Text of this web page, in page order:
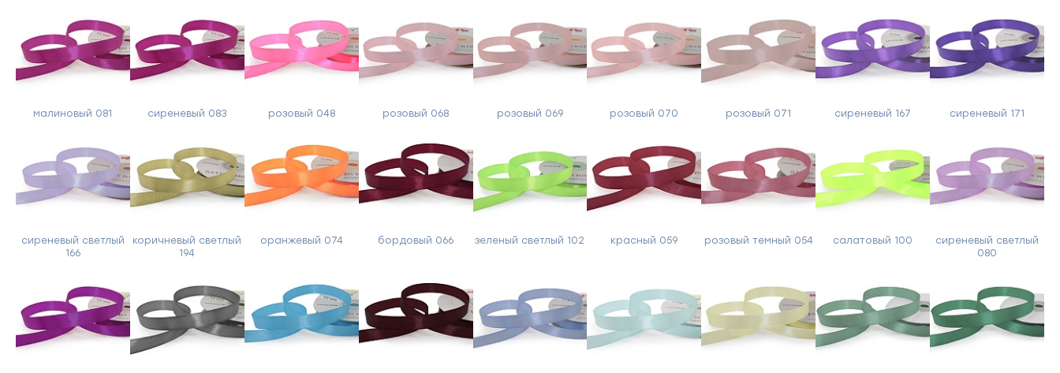
малиновый 081 сиреневый 083 розовый 048 розовый 068 розовый 069 розовый 070 розовый 071 сиреневый 167 сиреневый 171
сиреневый светлый
166
коричневый светлый
194
оранжевый 074 бордовый 066 зеленый светлый 102 красный 059 розовый темный 054 салатовый 100
сиреневый светлый
080
Заполните
мы
перезвоним
Ваше
имя
Сообщение